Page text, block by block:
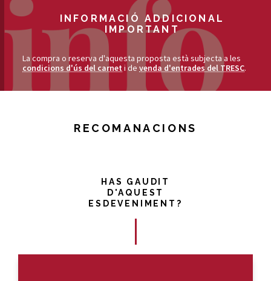
INFORMACIÓ ADDICIONAL
IMPORTANT
La compra o reserva d'aquesta proposta està subjecta a les
condicions d'ús del carnet i de venda d'entrades del TRESC.
RECOMANACIONS
HAS GAUDIT
D'AQUEST
ESDEVENIMENT?